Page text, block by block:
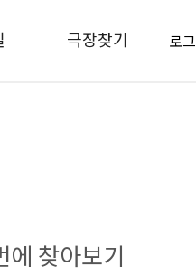
극장찾기 로
에 찾아보기